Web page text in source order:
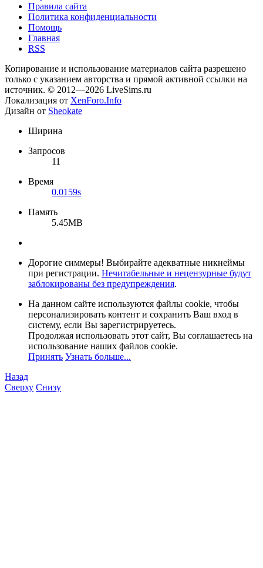
Правила сайта
Политика конфиденциальности
Помощь
Главная
RSS
Копирование и использование материалов сайта разрешено
только с указанием авторства и прямой активной ссылки на
источник. © 2012—2026 LiveSims.ru
Локализация от XenForo.Info
Дизайн от Sheokate
Ширина
Запросов
11
Время
0.0159s
Память
5.45MB
Дорогие симмеры! Выбирайте адекватные никнеймы
при регистрации. Нечитабельные и нецензурные будут
заблокированы без предупреждения.
На данном сайте используются файлы cookie, чтобы
персонализировать контент и сохранить Ваш вход в
систему, если Вы зарегистрируетесь.
Продолжая использовать этот сайт, Вы соглашаетесь на
использование наших файлов cookie.
Принять Узнать больше...
Назад
Сверху Снизу